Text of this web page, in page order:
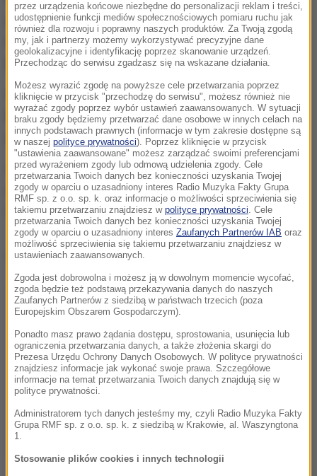
przeszkodzie stanął silny wiatr.Wcześniej nie udało
się rozegrać serii treningowej, która była co chwilę
przerywana- skoczyło 47 z 70 zawodników.
Ostatecznie kwalifikacje przełożono na niedzielę,
bezpośrednio przed konkursem indywidualnym o
godzinie 14:30.
W sobotę na Wielkiej Krokwi odbędzie się
rywalizacja drużynowa, która rozpocznie się o 16.
Wcześniej, bo o 13:30 będzie trening.
Dalsza część artykułu pod materiałem video:
przez urządzenia końcowe niezbędne do personalizacji reklam i treści,
udostępnienie funkcji mediów społecznościowych pomiaru ruchu jak
również dla rozwoju i poprawny naszych produktów. Za Twoją zgodą
my, jak i partnerzy możemy wykorzystywać precyzyjne dane
geolokalizacyjne i identyfikację poprzez skanowanie urządzeń.
Przechodząc do serwisu zgadzasz się na wskazane działania.
Możesz wyrazić zgodę na powyższe cele przetwarzania poprzez
kliknięcie w przycisk "przechodzę do serwisu", możesz również nie
wyrażać zgody poprzez wybór ustawień zaawansowanych. W sytuacji
braku zgody będziemy przetwarzać dane osobowe w innych celach na
innych podstawach prawnych (informacje w tym zakresie dostępne są
w naszej polityce prywatności). Poprzez kliknięcie w przycisk
"ustawienia zaawansowane" możesz zarządzać swoimi preferencjami
przed wyrażeniem zgody lub odmową udzielenia zgody. Cele
przetwarzania Twoich danych bez konieczności uzyskania Twojej
zgody w oparciu o uzasadniony interes Radio Muzyka Fakty Grupa
RMF sp. z o.o. sp. k. oraz informacje o możliwości sprzeciwienia się
takiemu przetwarzaniu znajdziesz w polityce prywatności. Cele
przetwarzania Twoich danych bez konieczności uzyskania Twojej
zgody w oparciu o uzasadniony interes Zaufanych Partnerów IAB oraz
możliwość sprzeciwienia się takiemu przetwarzaniu znajdziesz w
ustawieniach zaawansowanych.
Zgoda jest dobrowolna i możesz ją w dowolnym momencie wycofać,
zgoda będzie też podstawą przekazywania danych do naszych
Zaufanych Partnerów z siedzibą w państwach trzecich (poza
Europejskim Obszarem Gospodarczym).
Ponadto masz prawo żądania dostępu, sprostowania, usunięcia lub
ograniczenia przetwarzania danych, a także złożenia skargi do
Prezesa Urzędu Ochrony Danych Osobowych. W polityce prywatności
znajdziesz informacje jak wykonać swoje prawa. Szczegółowe
informacje na temat przetwarzania Twoich danych znajdują się w
polityce prywatności.
Administratorem tych danych jesteśmy my, czyli Radio Muzyka Fakty
Grupa RMF sp. z o.o. sp. k. z siedzibą w Krakowie, al. Waszyngtona
1.
Stosowanie plików cookies i innych technologii